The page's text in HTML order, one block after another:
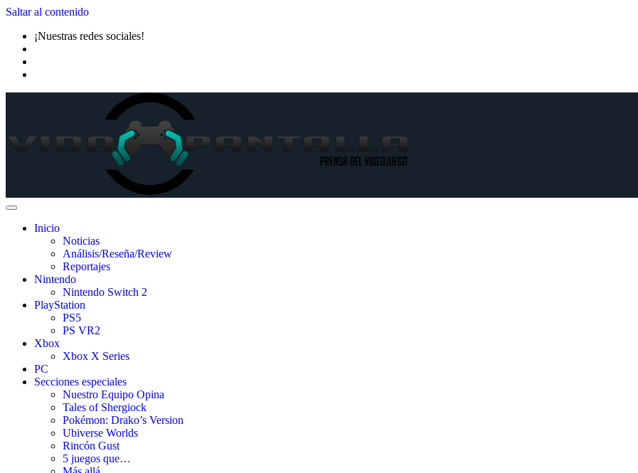
Saltar al contenido
¡Nuestras redes sociales!
Inicio
Noticias
Análisis/Reseña/Review
Reportajes
Nintendo
Nintendo Switch 2
PlayStation
PS5
PS VR2
Xbox
Xbox X Series
PC
Secciones especiales
Nuestro Equipo Opina
Tales of Shergiock
Pokémon: Drako’s Version
Ubiverse Worlds
Rincón Gust
5 juegos que…